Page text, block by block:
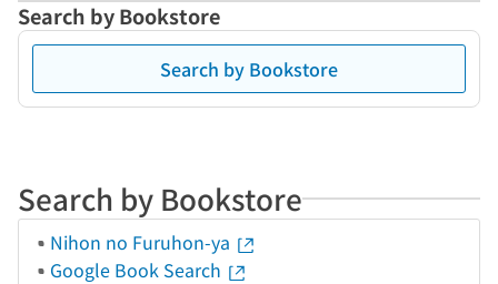
Search by Bookstore
Search by Bookstore
Search by Bookstore
Nihon no Furuhon-ya
Google Book Search